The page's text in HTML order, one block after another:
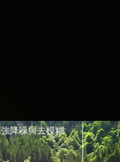
降噪、去模糊